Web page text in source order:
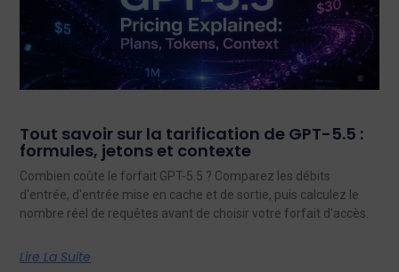
Tout savoir sur la tarification de GPT-5.5 :
formules, jetons et contexte
Combien coûte le forfait GPT-5.5 ? Comparez les débits
d'entrée, d'entrée mise en cache et de sortie, puis calculez le
nombre réel de requêtes avant de choisir votre forfait d'accès.
Lire La Suite